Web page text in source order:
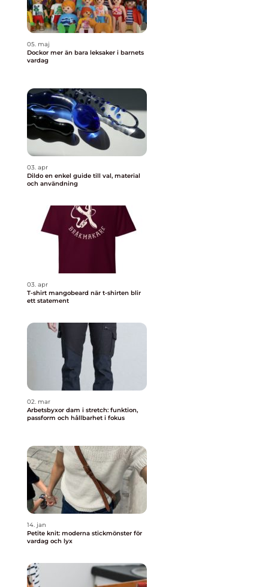
05. maj
Dockor mer än bara leksaker i barnets
vardag
03. apr
Dildo en enkel guide till val, material
och användning
03. apr
T-shirt mangobeard när t-shirten blir
ett statement
02. mar
Arbetsbyxor dam i stretch: funktion,
passform och hållbarhet i fokus
14. jan
Petite knit: moderna stickmönster för
vardag och lyx